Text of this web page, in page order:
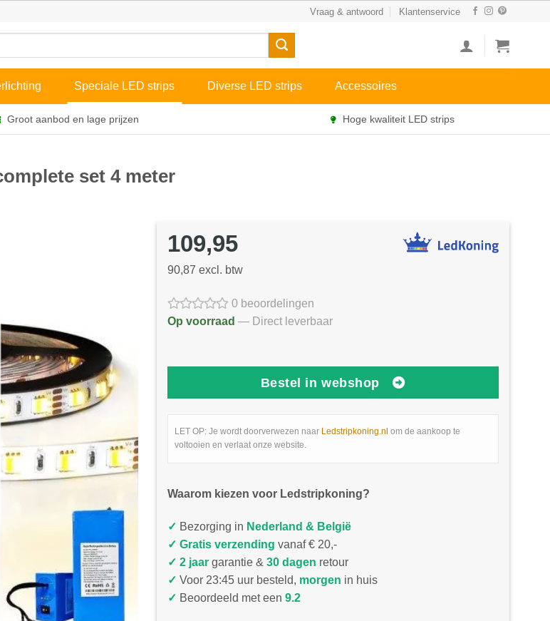
Vraag & antwoord Klantenservice
Speciale LED strips Diverse LED strips Accessoires
Groot aanbod en lage prijzen Hoge kwaliteit LED strips
set 4 meter
109,95
90,87 excl. btw
0 beoordelingen
Op voorraad — Direct leverbaar
Bestel in webshop
LET OP: Je wordt doorverwezen naar Ledstripkoning.nl om de aankoop te
voltooien en verlaat onze website.
Waarom kiezen voor Ledstripkoning?
✓ Bezorging in Nederland & België
✓ Gratis verzending vanaf € 20,-
✓ 2 jaar garantie & 30 dagen retour
✓ Voor 23:45 uur besteld, morgen in huis
✓ Beoordeeld met een 9.2